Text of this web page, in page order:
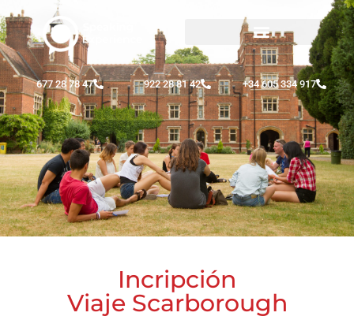
677 28 78 47 922 28 81 42 +34 605 334 917
Incripción
Viaje Scarborough